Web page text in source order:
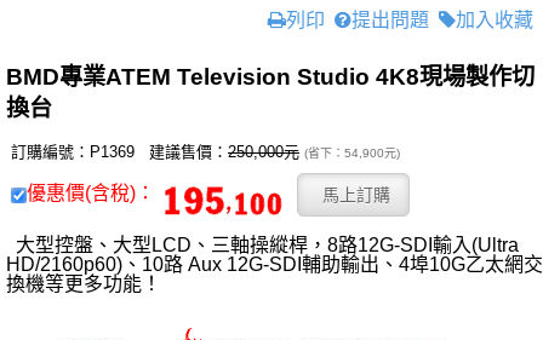
列印
提出問題 加入收藏
BMD專業ATEM Television Studio 4K8現場製作切
換台
訂購編號：P1369 建議售價： 250,000元 (省下：54,900元)
優惠價(含稅)：
大型控盤、大型LCD、三軸操縱桿，8路12G-SDI輸入(Ultra
HD/2160p60)、10路 Aux 12G-SDI輔助輸出、4埠10G乙太網交
換機等更多功能！